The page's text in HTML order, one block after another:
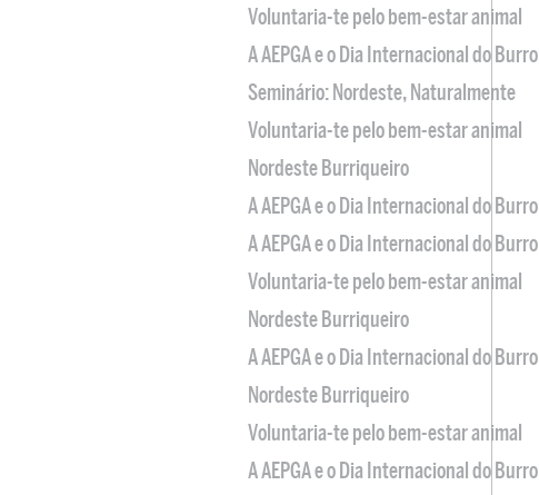
Voluntaria-te pelo bem-estar animal
A AEPGA e o Dia Internacional do Burro
Seminário: Nordeste, Naturalmente
Voluntaria-te pelo bem-estar animal
Nordeste Burriqueiro
A AEPGA e o Dia Internacional do Burro
A AEPGA e o Dia Internacional do Burro
Voluntaria-te pelo bem-estar animal
Nordeste Burriqueiro
A AEPGA e o Dia Internacional do Burro
Nordeste Burriqueiro
Voluntaria-te pelo bem-estar animal
A AEPGA e o Dia Internacional do Burro